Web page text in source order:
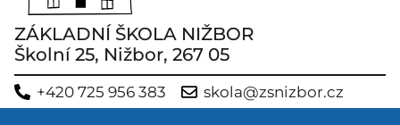
ZÁKLADNÍ ŠKOLA NIŽBOR
Školní 25, Nižbor, 267 05
+420 725 956 383 skola@zsnizbor.cz